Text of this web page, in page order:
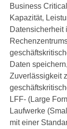
Business
Kapazität,
Datensicherheit
Daten
Zuverlässigkeit
LFF- (Large
Laufwerke
mit einer